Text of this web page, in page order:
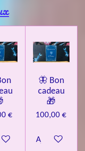
€
au panier
🦋 Bon
cadeau
🎁
100,00 €
Ajouter au